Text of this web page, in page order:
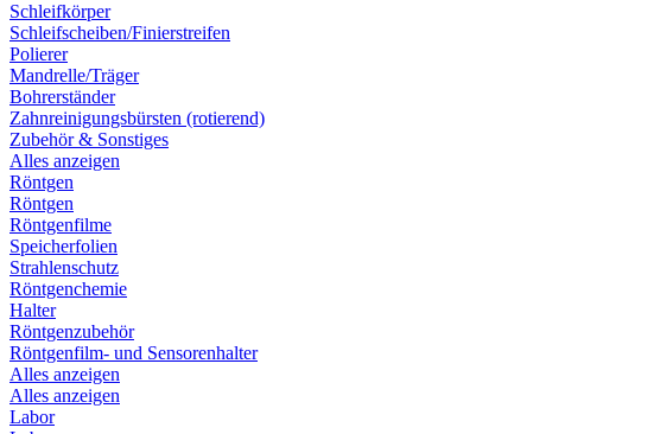
Schleifkörper
Schleifscheiben/Finierstreifen
Polierer
Mandrelle/Träger
Bohrerständer
Zahnreinigungsbürsten (rotierend)
Zubehör & Sonstiges
Alles anzeigen
Röntgen
Röntgen
Röntgenfilme
Speicherfolien
Strahlenschutz
Röntgenchemie
Halter
Röntgenzubehör
Röntgenfilm- und Sensorenhalter
Alles anzeigen
Alles anzeigen
Labor